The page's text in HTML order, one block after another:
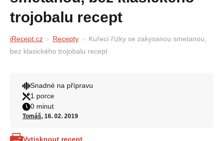
trojobalu recept
iRecept.cz Recepty
Kuřecí řízky se zakysanou smetanou,
bez klasického trojobalu recept
Snadné na přípravu
1 porce
0 minut
Tomáš, 16. 02. 2019
Vytisknout recept